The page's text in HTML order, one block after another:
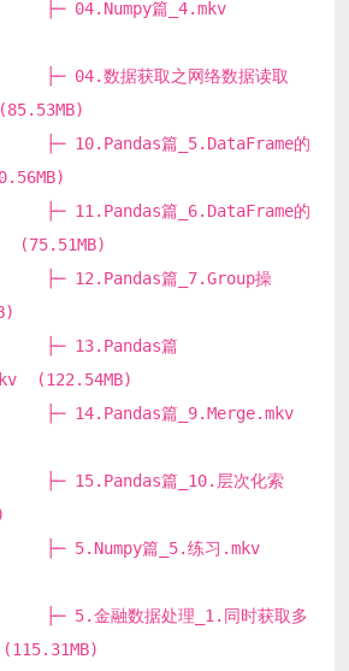
04.Numpy篇_4.mkv
04.数据获取之网络数据读取
10.Pandas篇_5.DataFrame的
11.Pandas篇_6.DataFrame的
(75.51MB)
12.Pandas篇_7.Group操
13.Pandas篇
(122.54MB)
14.Pandas篇_9.Merge.mkv
15.Pandas篇_10.层次化索
5.Numpy篇_5.练习.mkv
5.金融数据处理_1.同时获取多